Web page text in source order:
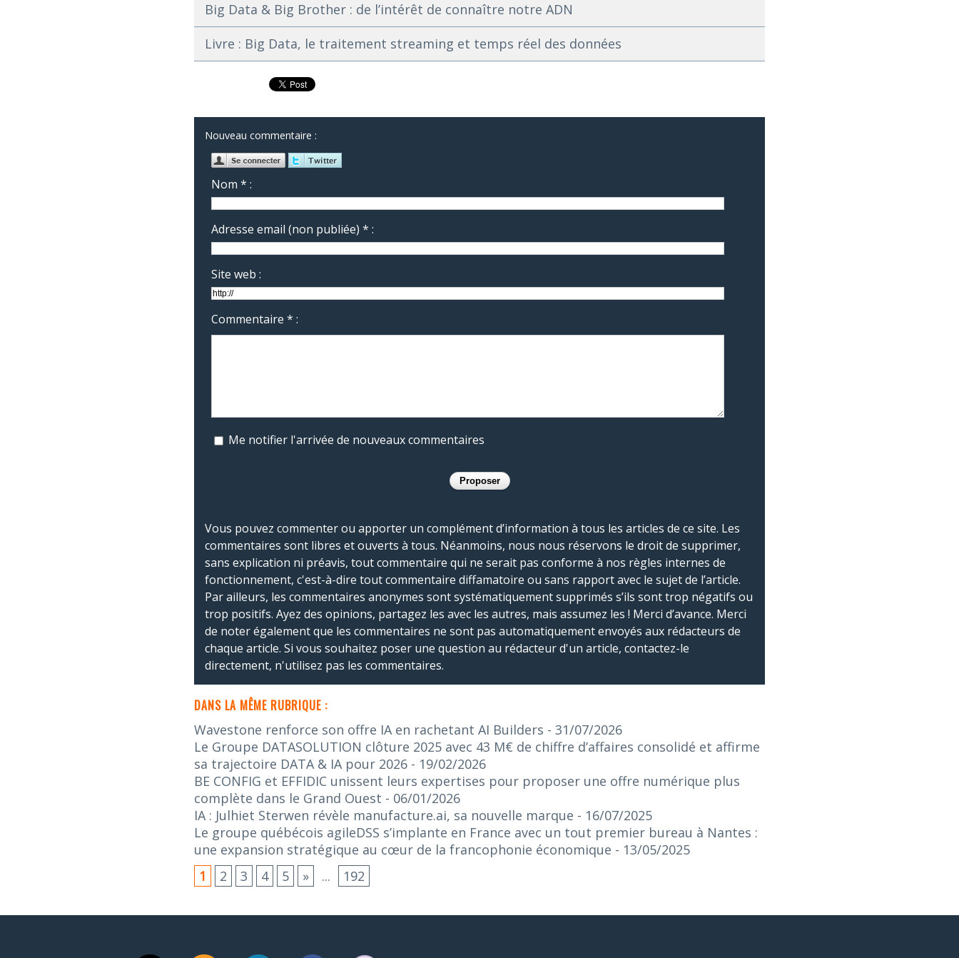
Big Data & Big Brother : de l’intérêt de connaître notre ADN
Livre : Big Data, le traitement streaming et temps réel des données
Nouveau commentaire :
Nom * :
Adresse email (non publiée) * :
Site web :
Commentaire * :
Me notifier l'arrivée de nouveaux commentaires
Vous pouvez commenter ou apporter un complément d’information à tous les articles de ce site. Les
commentaires sont libres et ouverts à tous. Néanmoins, nous nous réservons le droit de supprimer,
sans explication ni préavis, tout commentaire qui ne serait pas conforme à nos règles internes de
fonctionnement, c'est-à-dire tout commentaire diffamatoire ou sans rapport avec le sujet de l’article.
Par ailleurs, les commentaires anonymes sont systématiquement supprimés s’ils sont trop négatifs ou
trop positifs. Ayez des opinions, partagez les avec les autres, mais assumez les ! Merci d’avance. Merci
de noter également que les commentaires ne sont pas automatiquement envoyés aux rédacteurs de
chaque article. Si vous souhaitez poser une question au rédacteur d'un article, contactez-le
directement, n'utilisez pas les commentaires.
DANS LA MÊME RUBRIQUE :
Wavestone renforce son offre IA en rachetant AI Builders - 31/07/2026
Le Groupe DATASOLUTION clôture 2025 avec 43 M€ de chiffre d’affaires consolidé et affirme
sa trajectoire DATA & IA pour 2026 - 19/02/2026
BE CONFIG et EFFIDIC unissent leurs expertises pour proposer une offre numérique plus
complète dans le Grand Ouest - 06/01/2026
IA : Julhiet Sterwen révèle manufacture.ai, sa nouvelle marque - 16/07/2025
Le groupe québécois agileDSS s’implante en France avec un tout premier bureau à Nantes :
une expansion stratégique au cœur de la francophonie économique - 13/05/2025
1
2 3 4 5 » ... 192